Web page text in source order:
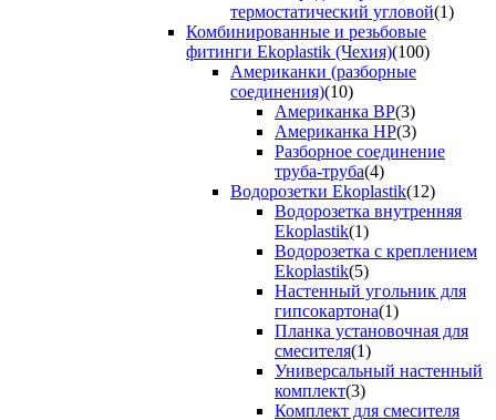
термостатический угловой(1)
Комбинированные и резьбовые
фитинги Ekoplastik (Чехия)(100)
Американки (разборные
соединения)(10)
Американка ВР(3)
Американка НР(3)
Разборное соединение
труба-труба(4)
Водорозетки Ekoplastik(12)
Водорозетка внутренняя
Ekoplastik(1)
Водорозетка с креплением
Ekoplastik(5)
Настенный угольник для
гипсокартона(1)
Планка установочная для
смесителя(1)
Универсальный настенный
комплект(3)
Комплект для смесителя